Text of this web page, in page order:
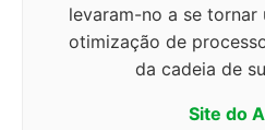
levaram-no a se tornar
otimização de
da cadeia de
Site do